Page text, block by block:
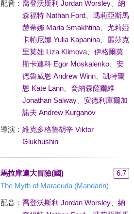
配音： 喬登沃斯利 Jordan Worsley、 納
森福特 Nathan Ford、 瑪莉亞斯馬
赫蒂娜 Maria Smakhtina、 尤莉婭
卡帕尼娜 Yulia Kapanina、 麗莎克
里莫娃 Liza Klimova、 伊格爾莫
斯卡連科 Egor Moskalenko、 安
德魯威恩 Andrew Winn、 凱特蘭
恩 Kate Lann、 喬納森薩爾維
Jonathan Salway、 安德利庫爾加
諾夫 Andrew Kurganov
導演： 維克多格魯胡辛 Viktor
Glukhushin
馬拉庫達大冒險(國)
6.7
The Myth of Maracuda (Mandarin)
配音： 喬登沃斯利 Jordan Worsley、 納